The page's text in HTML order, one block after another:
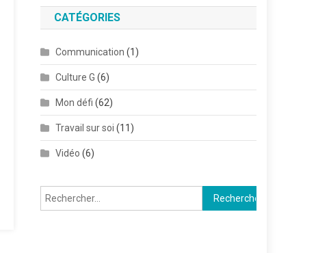
CATÉGORIES
Communication (1)
Culture G (6)
Mon défi (62)
Travail sur soi (11)
Vidéo (6)
Rechercher :